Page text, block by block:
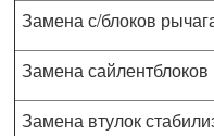
Замена с/блоков
Замена
Замена втулок